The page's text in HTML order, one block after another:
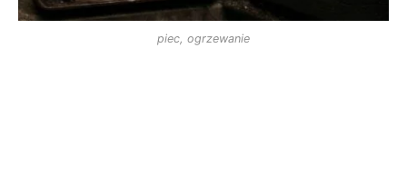
piec, ogrzewanie